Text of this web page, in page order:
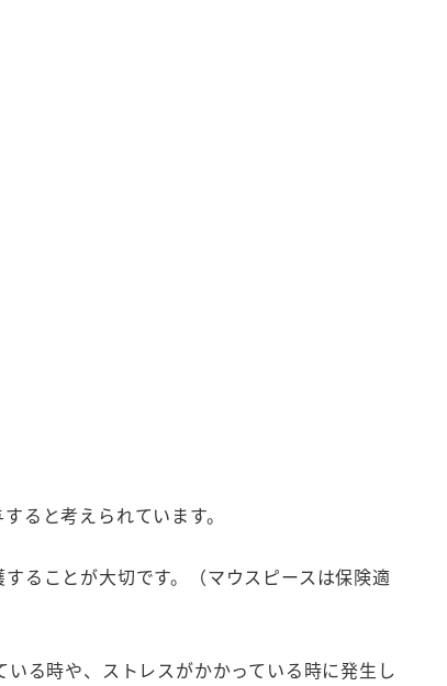
ると考えられています。
ることが大切です。（マウスピースは保険適
る時や、ストレスがかかっている時に発生し